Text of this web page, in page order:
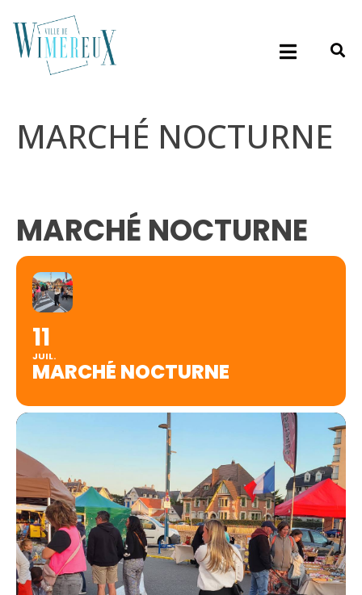
MARCHÉ NOCTURNE
MARCHÉ NOCTURNE
11
JUIL.
MARCHÉ NOCTURNE